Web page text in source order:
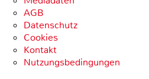
AGB
Datenschutz
Cookies
Kontakt
Nutzungsbedingungen